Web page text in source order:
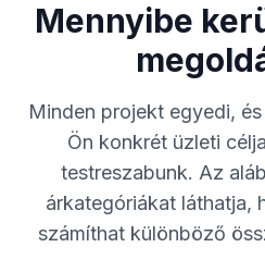
Mennyibe
Minden projekt egyedi,
Ön konkrét üzleti
testreszabunk. Az
árkategóriákat láthatja,
számíthat különböző